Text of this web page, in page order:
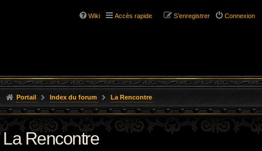
Wiki Accès rapide Connexion
S’enregistrer
Portail Index du forum La Rencontre
La Rencontre